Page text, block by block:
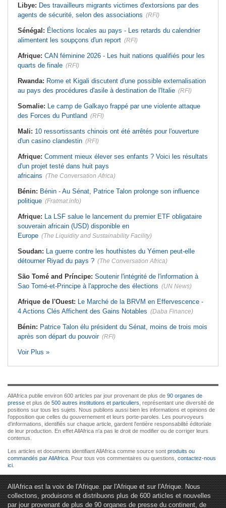
Libye: Des travailleurs migrants victimes d'extorsions par des
agents de sécurité, selon des associations (RFI)
Sénégal: Élections locales au pays - Les retards du calendrier
alimentent les soupçons d'un report (RFI)
Afrique: CAN féminine 2026 - Les huit nations qualifiés pour les
quarts de finale (RFI)
Rwanda: Rome et Kigali discutent d'une possible externalisation
au pays des procédures d'asile à destination de l'Italie (RFI)
Somalie: Le camp de Galkayo frappé par une violente attaque
des Forces du Puntland (RFI)
Mali: 10 ressortissants chinois ont été arrêtés pour l'ouverture
d'un casino clandestin (RFI)
Afrique: Comment mieux élever ses enfants ? Voici les résultats
d'un projet testé dans huit pays
africains (The Conversation Africa)
Bénin: Bénin - Au Sénat, Patrice Talon prolonge son influence
politique (Fratmat.info)
Afrique: La LSF salue le lancement du premier ETF obligataire
souverain africain (USD) disponible en
Europe (The Liquidity and Sustainability Facility)
Soudan: La guerre contre les houthistes du Yémen peut-elle
détourner Riyad du pays ? (The Conversation Africa)
São Tomé and Príncipe: Soutenir l'intégrité de l'information à
Sao Tomé-et-Principe à l'approche des élections (UN News)
Afrique de l'Ouest: Le Marché de la BRVM en Effervescence -
4 Actions Clés Affichent des Gains Notables (Daba Finance)
Bénin: Patrice Talon élu président du Sénat, moins de trois mois
après son départ du pouvoir (RFI)
Voir Plus »
AllAfrica publie environ 600 articles par jour provenant de plus de 90 organes de
presse et plus de 500 autres institutions et particuliers , représentant une diversité de
positions sur tous les sujets. Nous publions aussi bien les informations et opinions de
l'opposition que celles du gouvernement et leurs porte-paroles. Les pourvoyeurs
d'informations, identifiés sur chaque article, gardent l'entière responsabilité éditoriale
de leur production. En effet AllAfrica n'a pas le droit de modifier ou de corriger leurs
contenus.
Les articles et documents identifiant AllAfrica comme source sont produits ou
commandés par AllAfrica . Pour tous vos commentaires ou questions, contactez-nous
ici
AllAfrica est la voix de l'Afrique. par l'Afrique et sur l'Afrique. Nous
collectons, produisons et distribuons plus de 600 articles et nouvelles
par jour provenant de plus de 90 organes de presse du continent, de